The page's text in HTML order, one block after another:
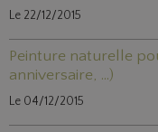
Le 22/12/2015
Peinture naturelle
anniversaire, ...)
Le 04/12/2015